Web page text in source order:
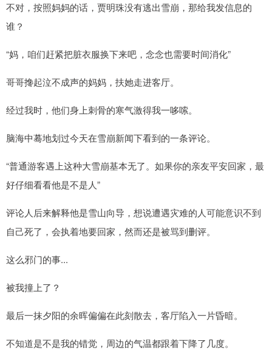
不对，按照妈妈的话，贾明珠没有逃出雪崩，那给我发信息的
谁？
“妈，咱们赶紧把脏衣服换下来吧，念念也需要时间消化”
哥哥搀起泣不成声的妈妈，扶她走进客厅。
经过我时，他们身上刺骨的寒气激得我一哆嗦。
脑海中蓦地划过今天在雪崩新闻下看到的一条评论。
“普通游客遇上这种大雪崩基本无了。如果你的亲友平安回家，最
好仔细看看他是不是人”
评论人后来解释他是雪山向导，想说遭遇灾难的人可能意识不到
自己死了，会执着地要回家，然而还是被骂到删评。
这么邪门的事...
被我撞上了？
最后一抹夕阳的余晖偏偏在此刻散去，客厅陷入一片昏暗。
不知道是不是我的错觉，周边的气温都跟着下降了几度。